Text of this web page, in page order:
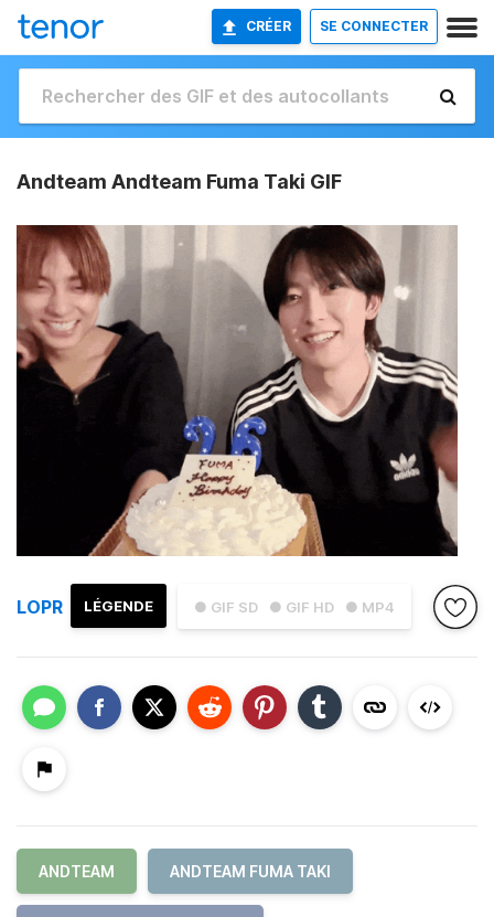
CRÉER SE CONNECTER
Andteam Andteam Fuma Taki GIF
● GIF SD ● GIF HD ● MP4
LÉGENDE
LOPR
ANDTEAM ANDTEAM FUMA TAKI